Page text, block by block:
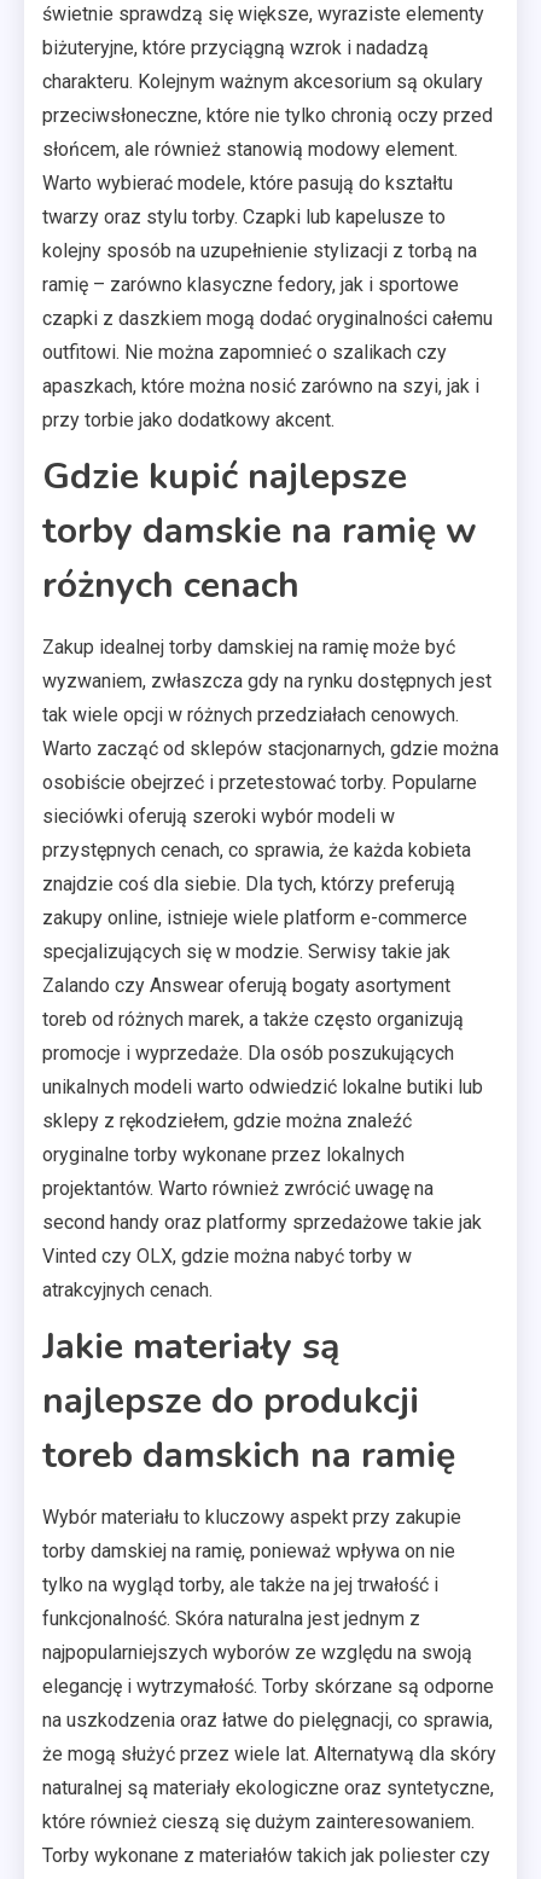
świetnie sprawdzą się większe, wyraziste elementy
biżuteryjne, które przyciągną wzrok i nadadzą
charakteru. Kolejnym ważnym akcesorium są okulary
przeciwsłoneczne, które nie tylko chronią oczy przed
słońcem, ale również stanowią modowy element.
Warto wybierać modele, które pasują do kształtu
twarzy oraz stylu torby. Czapki lub kapelusze to
kolejny sposób na uzupełnienie stylizacji z torbą na
ramię – zarówno klasyczne fedory, jak i sportowe
czapki z daszkiem mogą dodać oryginalności całemu
outfitowi. Nie można zapomnieć o szalikach czy
apaszkach, które można nosić zarówno na szyi, jak i
przy torbie jako dodatkowy akcent.
Gdzie kupić najlepsze
torby damskie na ramię w
różnych cenach
Zakup idealnej torby damskiej na ramię może być
wyzwaniem, zwłaszcza gdy na rynku dostępnych jest
tak wiele opcji w różnych przedziałach cenowych.
Warto zacząć od sklepów stacjonarnych, gdzie można
osobiście obejrzeć i przetestować torby. Popularne
sieciówki oferują szeroki wybór modeli w
przystępnych cenach, co sprawia, że każda kobieta
znajdzie coś dla siebie. Dla tych, którzy preferują
zakupy online, istnieje wiele platform e-commerce
specjalizujących się w modzie. Serwisy takie jak
Zalando czy Answear oferują bogaty asortyment
toreb od różnych marek, a także często organizują
promocje i wyprzedaże. Dla osób poszukujących
unikalnych modeli warto odwiedzić lokalne butiki lub
sklepy z rękodziełem, gdzie można znaleźć
oryginalne torby wykonane przez lokalnych
projektantów. Warto również zwrócić uwagę na
second handy oraz platformy sprzedażowe takie jak
Vinted czy OLX, gdzie można nabyć torby w
atrakcyjnych cenach.
Jakie materiały są
najlepsze do produkcji
toreb damskich na ramię
Wybór materiału to kluczowy aspekt przy zakupie
torby damskiej na ramię, ponieważ wpływa on nie
tylko na wygląd torby, ale także na jej trwałość i
funkcjonalność. Skóra naturalna jest jednym z
najpopularniejszych wyborów ze względu na swoją
elegancję i wytrzymałość. Torby skórzane są odporne
na uszkodzenia oraz łatwe do pielęgnacji, co sprawia,
że mogą służyć przez wiele lat. Alternatywą dla skóry
naturalnej są materiały ekologiczne oraz syntetyczne,
które również cieszą się dużym zainteresowaniem.
Torby wykonane z materiałów takich jak poliester czy